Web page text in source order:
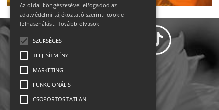
Állásajánlatok
Az oldal böngészésével elfogadod az
adatvédelmi tájékoztató szerinti cookie
felhasználást. Tovább olvasok
SZÜKSÉGES
TELJESÍTMÉNY
MARKETING
FUNKCIONÁLIS
CSOPORTOSÍTATLAN